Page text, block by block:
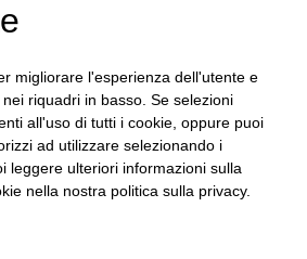
Digusto è un marchio di Olio
- PIVA 07980320019
Creato da:etinet.it
migliorare l'esperienza dell'utente e
riquadri in basso. Se selezioni
all'uso di tutti i cookie, oppure puoi
ad utilizzare selezionando i
leggere ulteriori informazioni sulla
nella nostra politica sulla privacy.